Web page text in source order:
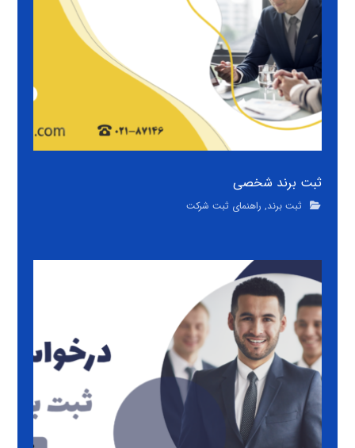
ثبت برند شخصی
ثبت برند, راهنمای ثبت شرکت